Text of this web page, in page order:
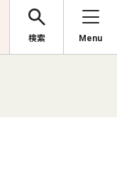
検索 Menu